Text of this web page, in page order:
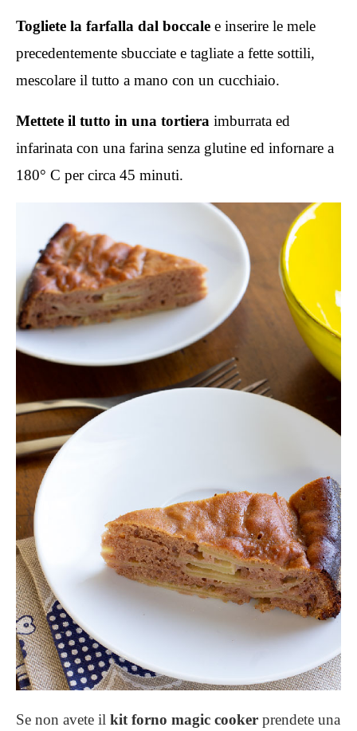
Togliete la farfalla dal boccale e inserire le mele
precedentemente sbucciate e tagliate a fette sottili,
mescolare il tutto a mano con un cucchiaio.
Mettete il tutto in una tortiera imburrata ed
infarinata con una farina senza glutine ed infornare a
180° C per circa 45 minuti.
Se non avete il kit forno magic cooker prendete una